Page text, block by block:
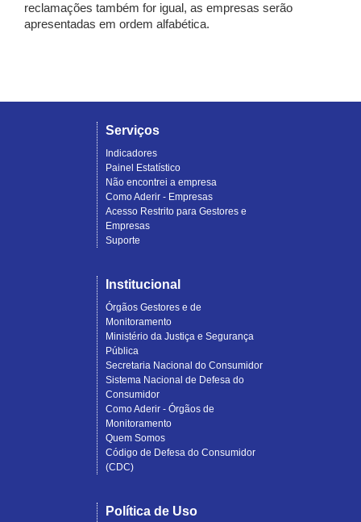
reclamações também for igual, as empresas serão
apresentadas em ordem alfabética.
Serviços
Indicadores
Painel Estatístico
Não encontrei a empresa
Como Aderir - Empresas
Acesso Restrito para Gestores e
Empresas
Suporte
Institucional
Órgãos Gestores e de
Monitoramento
Ministério da Justiça e Segurança
Pública
Secretaria Nacional do Consumidor
Sistema Nacional de Defesa do
Consumidor
Como Aderir - Órgãos de
Monitoramento
Quem Somos
Código de Defesa do Consumidor
(CDC)
Política de Uso